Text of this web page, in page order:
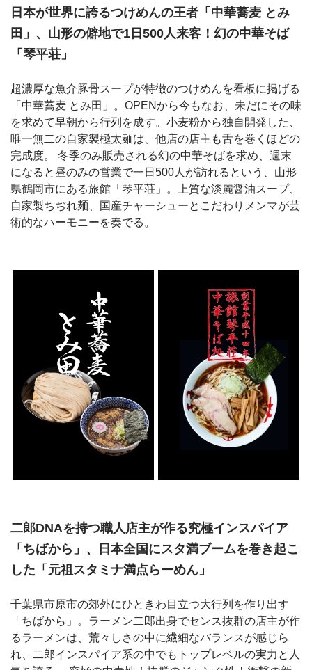
日本が世界に誇るつけめんの王者「中華蕎麦 とみ
田」、山形の僻地で1日500人来客！幻の中華そば
「琴平荘」
超濃厚な魚介豚骨スープが特徴のつけめんを看板に掲げる
「中華蕎麦 とみ田」。OPENから今もなお、未だにその味
を求めて早朝から行列を成す。小麦粉から独自開発した、
唯一無二の自家製極太麺は、他店の店主も舌を巻くほどの
完成度。 冬季のみ販売される幻の中華そばを求め、週末
になると昼のみの営業で一日500人が訪れるという、山形
県鶴岡市にある旅館「琴平荘」。上質な淡麗醤油スープ、
自家製ちぢれ麺、国産チャーシューとこだわりメンマが芸
術的なハーモニーを奏でる。
二郎DNAを持つ職人店主が作る究極インスパイア
「ちばから」、日本全国にスタ満ブームを巻き起こ
した「元祖スタミナ満点らーめん」
千葉県市原市の郊外にひときわ目立つ大行列を作り出す
「ちばから」。ラーメン二郎出身でセンス抜群の店主が作
るラーメンは、荒々しさの中に繊細なバランスが感じら
れ、二郎インスパイア系の中でもトップレベルの実力と人